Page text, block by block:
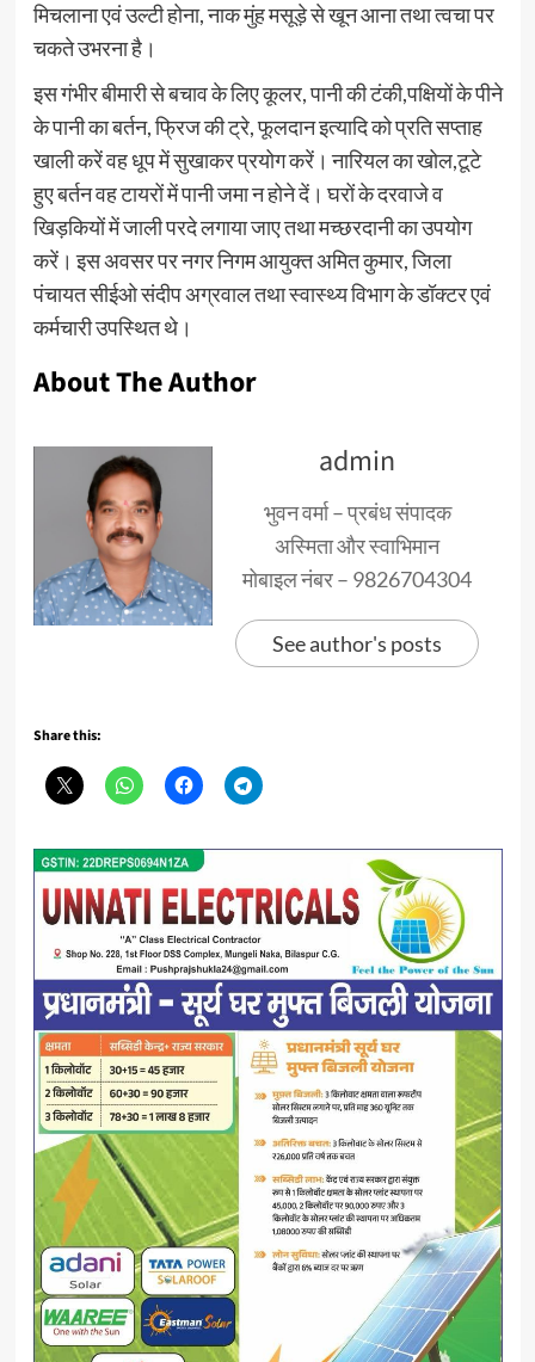
मिचलाना एवं उल्टी होना, नाक मुंह मसूड़े से खून आना तथा त्वचा पर
चकते उभरना है।
इस गंभीर बीमारी से बचाव के लिए कूलर, पानी की टंकी,पक्षियों के पीने
के पानी का बर्तन, फ्रिज की ट्रे, फूलदान इत्यादि को प्रति सप्ताह
खाली करें वह धूप में सुखाकर प्रयोग करें। नारियल का खोल,टूटे
हुए बर्तन वह टायरों में पानी जमा न होने दें। घरों के दरवाजे व
खिड़कियों में जाली परदे लगाया जाए तथा मच्छरदानी का उपयोग
करें। इस अवसर पर नगर निगम आयुक्त अमित कुमार, जिला
पंचायत सीईओ संदीप अग्रवाल तथा स्वास्थ्य विभाग के डॉक्टर एवं
कर्मचारी उपस्थित थे।
About The Author
admin
भुवन वर्मा – प्रबंध संपादक
अस्मिता और स्वाभिमान
मोबाइल नंबर – 9826704304
See author's posts
Share this: